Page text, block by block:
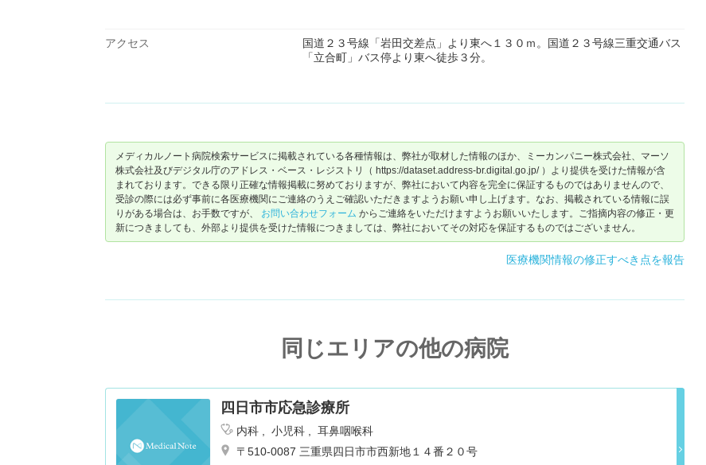
アクセス
国道２３号線「岩田交差点」より東へ１３０ｍ。国道２３号線三重交通バス
「立合町」バス停より東へ徒歩３分。
メディカルノート病院検索サービスに掲載されている各種情報は、弊社が取材した情報のほか、ミーカンパニー株式会社、マーソ
株式会社及びデジタル庁のアドレス・ベース・レジストリ（ https://dataset.address-br.digital.go.jp/ ）より提供を受けた情報が含
まれております。できる限り正確な情報掲載に努めておりますが、弊社において内容を完全に保証するものではありませんので、
受診の際には必ず事前に各医療機関にご連絡のうえご確認いただきますようお願い申し上げます。なお、掲載されている情報に誤
りがある場合は、お手数ですが、 お問い合わせフォーム からご連絡をいただけますようお願いいたします。ご指摘内容の修正・更
新につきましても、外部より提供を受けた情報につきましては、弊社においてその対応を保証するものではございません。
医療機関情報の修正すべき点を報告
同じエリアの他の病院
四日市市応急診療所
内科 小児科
耳鼻咽喉科
〒510-0087 三重県四日市市西新地１４番２０号